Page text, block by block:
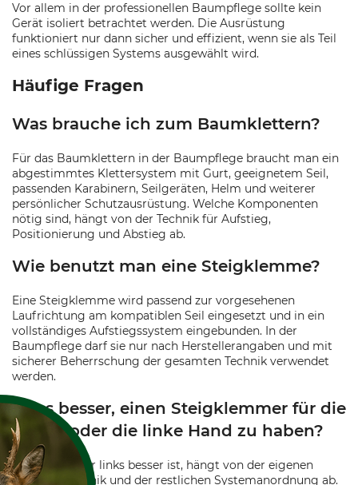
Vor allem in der professionellen Baumpflege sollte kein
Gerät isoliert betrachtet werden. Die Ausrüstung
funktioniert nur dann sicher und effizient, wenn sie als Teil
eines schlüssigen Systems ausgewählt wird.
Häufige Fragen
Was brauche ich zum Baumklettern?
Für das Baumklettern in der Baumpflege braucht man ein
abgestimmtes Klettersystem mit Gurt, geeignetem Seil,
passenden Karabinern, Seilgeräten, Helm und weiterer
persönlicher Schutzausrüstung. Welche Komponenten
nötig sind, hängt von der Technik für Aufstieg,
Positionierung und Abstieg ab.
Wie benutzt man eine Steigklemme?
Eine Steigklemme wird passend zur vorgesehenen
Laufrichtung am kompatiblen Seil eingesetzt und in ein
vollständiges Aufstiegssystem eingebunden. In der
Baumpflege darf sie nur nach Herstellerangaben und mit
sicherer Beherrschung der gesamten Technik verwendet
werden.
Ist es besser, einen Steigklemmer für die
rechte oder die linke Hand zu haben?
Ob rechts oder links besser ist, hängt von der eigenen
Aufstiegstechnik und der restlichen Systemanordnung ab.